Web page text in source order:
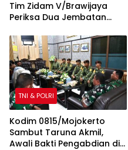
Tim Zidam V/Brawijaya
Periksa Dua Jembatan
0815/Mojokerto
TNI & POLRI
Kodim 0815/Mojokerto
Sambut Taruna Akmil,
Awali Bakti Pengabdian di